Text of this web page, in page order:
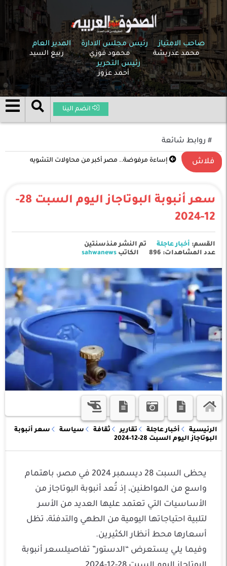
صاحب الامتياز
محمد عدريشة
رئيس مجلس الادارة
محمود فوزي
المدير العام
ربيع السيد
رئيس التحرير
أحمد عزوز
انضم الينا
# روابط شائعة
فلاش إساءة مرفوضة.. مصر أكبر من محاولات التشويه
تصعيد غير مسبوق في الشرق الأوسط .. الحرب بين
سعر أنبوبة البوتاجاز اليوم السبت 28-
12-2024
القسم: أخبار عاجلة
تم النشر منذسنتين
عدد المشاهدات: 896
الكاتب sahwanews
الرئيسية أخبار عاجلة تقارير ثقافة سياسة
سعر أنبوبة
البوتاجاز اليوم السبت 28-12-2024
يحظى السبت 28 ديسمبر 2024 في مصر، باهتمام
واسع من المواطنين، إذ تُعد أنبوبة البوتاجاز من
الأساسيات التي تعتمد عليها العديد من الأسر
لتلبية احتياجاتها اليومية من الطهي والتدفئة، تظل
أسعارها محط أنظار الكثيرين.
وفيما يلي يستعرض “الدستور” تفاصيلسعر أنبوبة